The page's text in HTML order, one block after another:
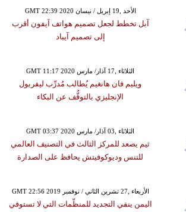
GMT 22:39 2020 الأحد ,19 إبريل / نيسان
آبل تخطط لجعل تصميم هواتف آيفون أقرب
إلى تصميم آيباد
GMT 11:17 2020 الثلاثاء ,17 آذار/ مارس
ويليم فان هانغيم يُطالب مُدرِّب ليفربول
الإنجليزي بالتوقُّف عن البكاء
GMT 03:37 2020 الثلاثاء ,03 آذار/ مارس
ثيم يصعد للمركز الثالث في التصنيف العالمي
للتنس وديوكوفيتش يحافظ على الصدارة
GMT 22:56 2019 الأربعاء ,27 تشرين الثاني / نوفمبر
اليمن ينفي التجديد للمنظّمات التي لا تستوفي